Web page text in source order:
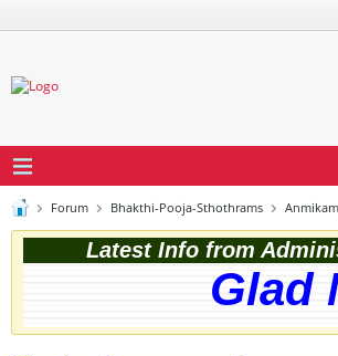
Forum Bhakthi-Pooja-Sthothrams
Latest Info from
Glad